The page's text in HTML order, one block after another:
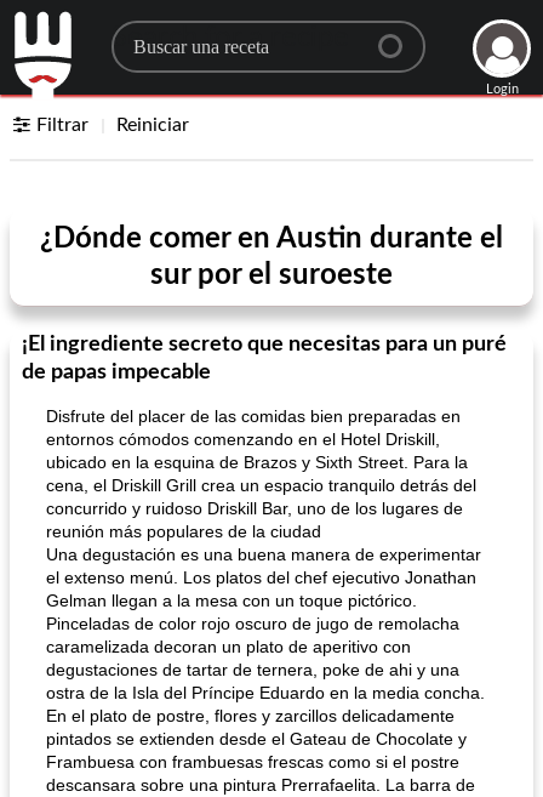
Search for a recipe
Login
Filtrar Reiniciar
¿Dónde comer en Austin durante el
sur por el suroeste
¡El ingrediente secreto que necesitas para un puré
de papas impecable
Disfrute del placer de las comidas bien preparadas en
entornos cómodos comenzando en el Hotel Driskill,
ubicado en la esquina de Brazos y Sixth Street. Para la
cena, el Driskill Grill crea un espacio tranquilo detrás del
concurrido y ruidoso Driskill Bar, uno de los lugares de
reunión más populares de la ciudad
Una degustación es una buena manera de experimentar
el extenso menú. Los platos del chef ejecutivo Jonathan
Gelman llegan a la mesa con un toque pictórico.
Pinceladas de color rojo oscuro de jugo de remolacha
caramelizada decoran un plato de aperitivo con
degustaciones de tartar de ternera, poke de ahi y una
ostra de la Isla del Príncipe Eduardo en la media concha.
En el plato de postre, flores y zarcillos delicadamente
pintados se extienden desde el Gateau de Chocolate y
Frambuesa con frambuesas frescas como si el postre
descansara sobre una pintura Prerrafaelita. La barra de